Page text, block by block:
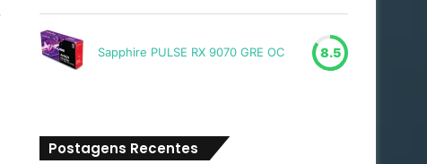
Sapphire PULSE RX 9070 GRE OC 8.5
Postagens Recentes